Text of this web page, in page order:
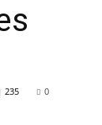
0
235